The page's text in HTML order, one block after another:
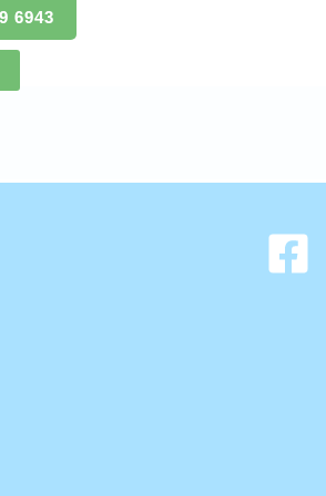
6943